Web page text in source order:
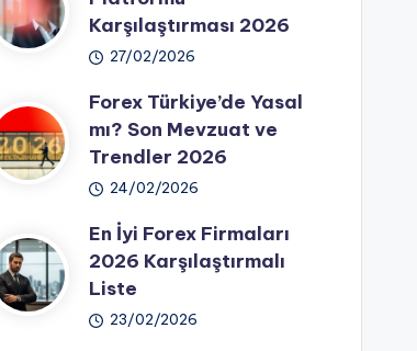
Karşılaştırması 2026
27/02/2026
Forex Türkiye’de Yasal
mı? Son Mevzuat ve
Trendler 2026
24/02/2026
En İyi Forex Firmaları
2026 Karşılaştırmalı
Liste
23/02/2026